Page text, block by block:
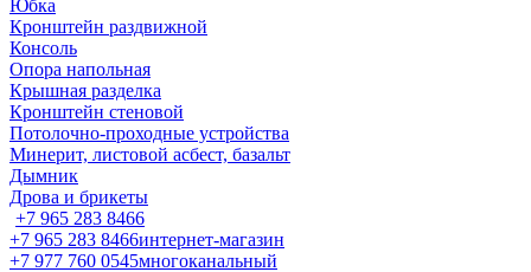
Юбка
Кронштейн раздвижной
Консоль
Опора напольная
Крышная разделка
Кронштейн стеновой
Потолочно-проходные устройства
Минерит, листовой асбест, базальт
Дымник
Дрова и брикеты
+7 965 283 8466
+7 965 283 8466интернет-магазин
+7 977 760 0545многоканальный